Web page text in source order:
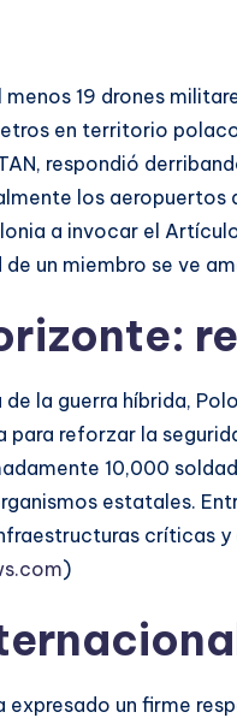
19 drones
en territorio
respondió
los aeropuertos
a invocar el
un miembro se ve
la guerra híbrida,
para reforzar la
10,000
estatales.
críticas
)
un firme